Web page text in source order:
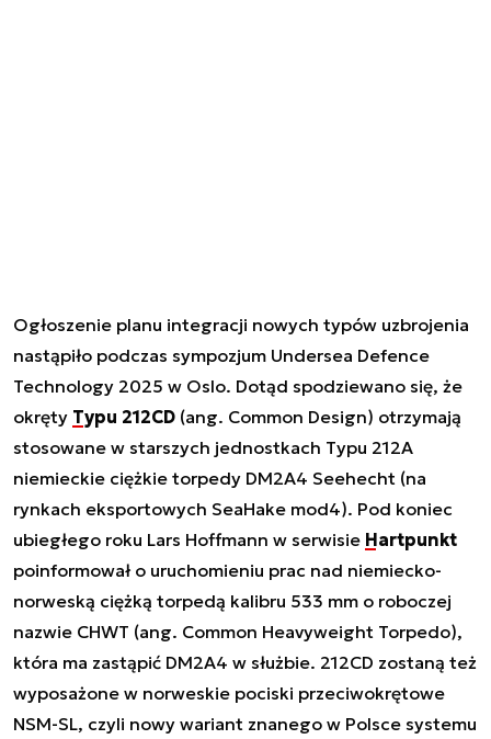
Ogłoszenie planu integracji nowych typów uzbrojenia
nastąpiło podczas sympozjum Undersea Defence
Technology 2025 w Oslo. Dotąd spodziewano się, że
okręty Typu 212CD (ang. Common Design) otrzymają
stosowane w starszych jednostkach Typu 212A
niemieckie ciężkie torpedy DM2A4 Seehecht (na
rynkach eksportowych SeaHake mod4). Pod koniec
ubiegłego roku Lars Hoffmann w serwisie Hartpunkt
poinformował o uruchomieniu prac nad niemiecko-
norweską ciężką torpedą kalibru 533 mm o roboczej
nazwie CHWT (ang. Common Heavyweight Torpedo),
która ma zastąpić DM2A4 w służbie. 212CD zostaną też
wyposażone w norweskie pociski przeciwokrętowe
NSM-SL, czyli nowy wariant znanego w Polsce systemu